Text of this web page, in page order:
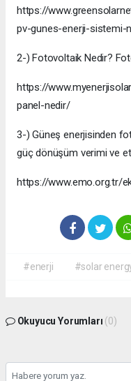
https://
pv-gunes-enerji-sistemi-
2-) Fotovoltaik Nedir?
https://
panel-nedir/
3-) Güneş enerjisinden
güç dönüşüm verimi ve
https://www.emo.org.tr/
#enerji #solar
Okuyucu Yorumları (0)